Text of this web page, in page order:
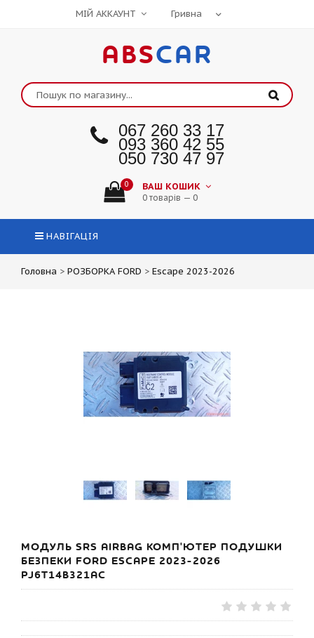
МІЙ АККАУНТ
ABSCAR
067 260 33 17
093 360 42 55
050 730 47 97
0 ВАШ КОШИК
0 товарів — 0
НАВІГАЦІЯ
Головна > РОЗБОРКА FORD > Escape 2023-2026
МОДУЛЬ SRS AIRBAG КОМП'ЮТЕР ПОДУШКИ
БЕЗПЕКИ FORD ESCAPE 2023-2026
PJ6T14B321AC